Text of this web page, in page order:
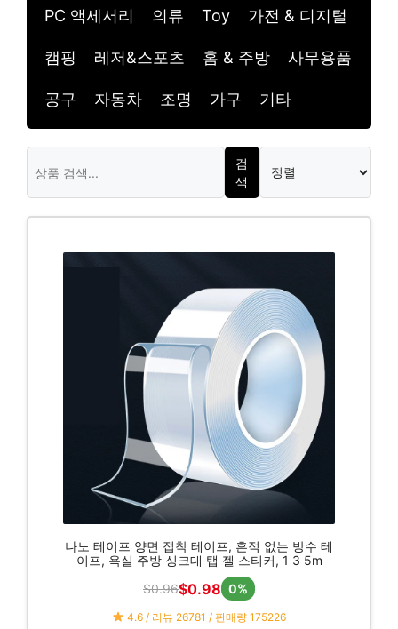
PC 액세서리 의류 Toy 가전 & 디지털
캠핑 레저&스포츠 홈 & 주방 사무용품
공구 자동차 조명 가구 기타
검
색
나노 테이프 양면 접착 테이프, 흔적 없는 방수 테
이프, 욕실 주방 싱크대 탭 젤 스티커, 1 3 5m
$0.96$0.98 0%
4.6 / 리뷰 26781 / 판매량 175226